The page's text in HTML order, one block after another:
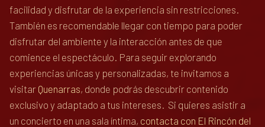
facilidad y disfrutar de la experiencia sin restricciones.
También es recomendable llegar con tiempo para poder
disfrutar del ambiente y la interacción antes de que
comience el espectáculo. Para seguir explorando
experiencias únicas y personalizadas, te invitamos a
visitar Quenarras, donde podrás descubrir contenido
exclusivo y adaptado a tus intereses.
Si quieres asistir a
un concierto en una sala íntima, contacta con El Rincón del